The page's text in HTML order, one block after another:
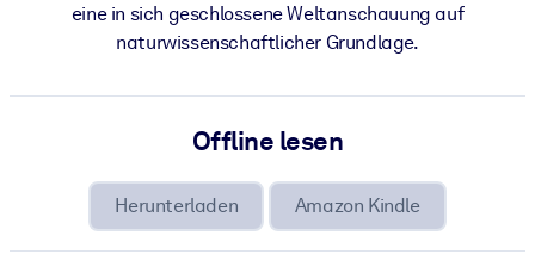
eine in sich geschlossene Weltanschauung auf
naturwissenschaftlicher Grundlage.
Offline lesen
Herunterladen Amazon Kindle